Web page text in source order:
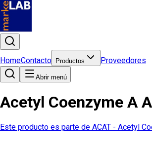
HomeContacto Productos Proveedores
Abrir menú
Acetyl Coenzyme A
Este producto es parte de ACAT - Acetyl